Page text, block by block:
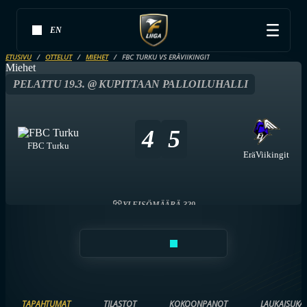
EN
ETUSIVU OTTELUT MIEHET FBC TURKU VS ERÄVIIKINGIT
Miehet
PELATTU 19.3. @ KUPITTAAN PALLOILUHALLI
FBC Turku 4 5
EräViikingit
YLEISÖMÄÄRÄ 329
TAPAHTUMAT TILASTOT KOKOONPANOT